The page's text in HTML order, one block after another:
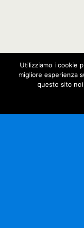
Utilizziamo i cookie
migliore esperienza
questo sito noi